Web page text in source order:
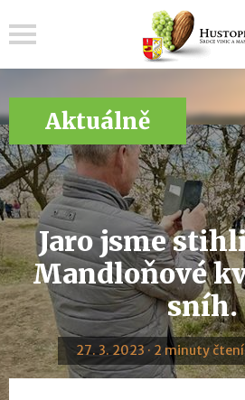
Aktuálně
Jaro jsme
Mandloňové
sníh.
27. 3. 2023 · 2 minuty